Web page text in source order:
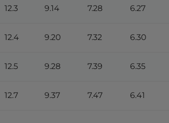
12.3 9.14 7.28 6.27
12.4 9.20 7.32 6.30
12.5 9.28 7.39 6.35
12.7 9.37 7.47 6.41